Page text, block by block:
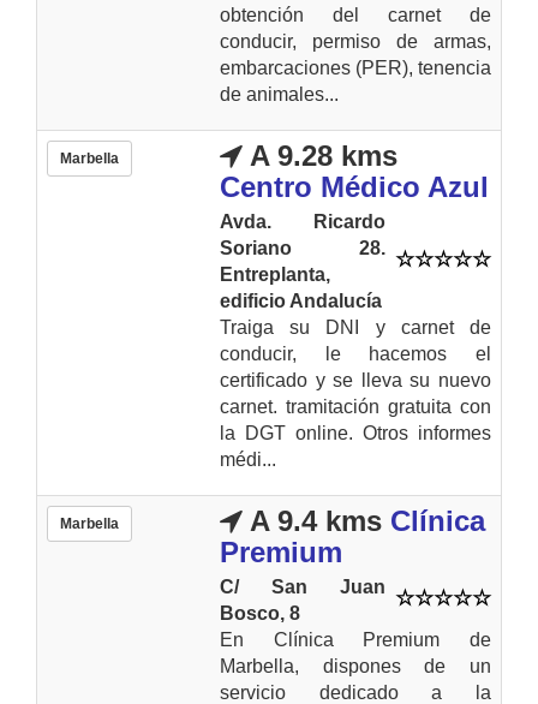
obtención del carnet de
conducir, permiso de armas,
embarcaciones (PER), tenencia
de animales...
Marbella
A 9.28 kms
Centro Médico Azul
Avda. Ricardo
Soriano 28.
Entreplanta,
edificio Andalucía
Traiga su DNI y carnet de
conducir, le hacemos el
certificado y se lleva su nuevo
carnet. tramitación gratuita con
la DGT online. Otros informes
médi...
Marbella A 9.4 kms Clínica
Premium
C/ San Juan
Bosco, 8
En Clínica Premium de
Marbella, dispones de un
servicio dedicado a la